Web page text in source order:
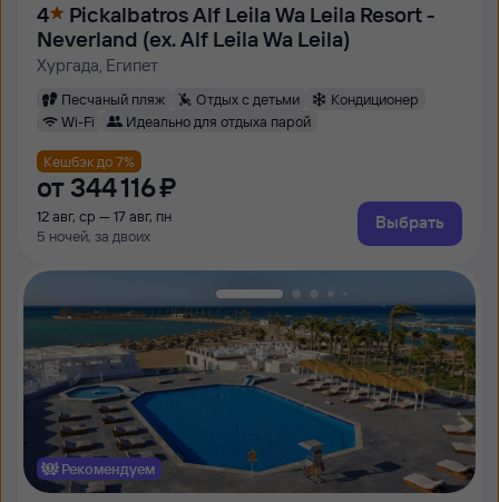
4
Pickalbatros Alf Leila Wa Leila Resort -
Neverland (ex. Alf Leila Wa Leila)
Хургада, Египет
Песчаный пляж Отдых с детьми
Кондиционер
Wi-Fi
Идеально для отдыха парой
Кешбэк до 7%
от 344 ⁠116 ⁠₽
12 авг, ср — 17 авг, пн
5 ночей, за двоих
Выбрать
Рекомендуем